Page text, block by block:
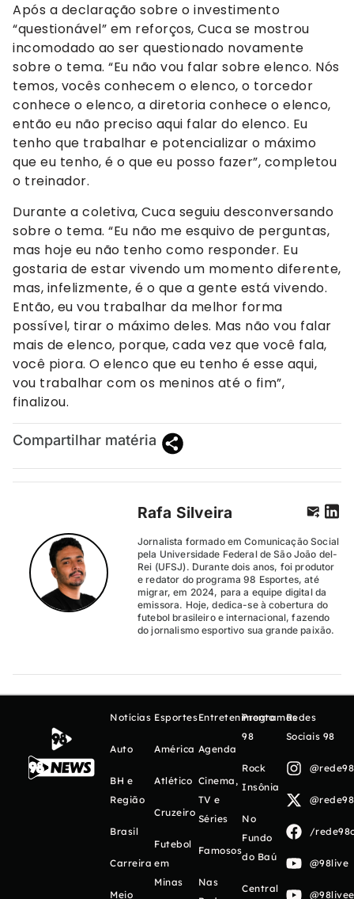
Após a declaração sobre o investimento
“questionável” em reforços, Cuca se mostrou
incomodado ao ser questionado novamente
sobre o tema. “Eu não vou falar sobre elenco. Nós
temos, vocês conhecem o elenco, o torcedor
conhece o elenco, a diretoria conhece o elenco,
então eu não preciso aqui falar do elenco. Eu
tenho que trabalhar e potencializar o máximo
que eu tenho, é o que eu posso fazer”, completou
o treinador.
Durante a coletiva, Cuca seguiu desconversando
sobre o tema. “Eu não me esquivo de perguntas,
mas hoje eu não tenho como responder. Eu
gostaria de estar vivendo um momento diferente,
mas, infelizmente, é o que a gente está vivendo.
Então, eu vou trabalhar da melhor forma
possível, tirar o máximo deles. Mas não vou falar
mais de elenco, porque, cada vez que você fala,
você piora. O elenco que eu tenho é esse aqui,
vou trabalhar com os meninos até o fim”,
finalizou.
Compartilhar matéria
Rafa Silveira
Jornalista formado em Comunicação Social
pela Universidade Federal de São João del-
Rei (UFSJ). Durante dois anos, foi produtor
e redator do programa 98 Esportes, até
migrar, em 2024, para a equipe digital da
emissora. Hoje, dedica-se à cobertura do
futebol brasileiro e internacional, fazendo
do jornalismo esportivo sua grande paixão.
Notícias
Auto
BH e
Região
Brasil
Carreira
Meio
Esportes
América
Atlético
Cruzeiro
Futebol
em
Minas
Entretenimento
Agenda
Cinema,
TV e
Séries
Famosos
Nas
Programas
98
Rock
Insônia
No
Fundo
do Baú
Central
Redes
Sociais 98
/
@98live